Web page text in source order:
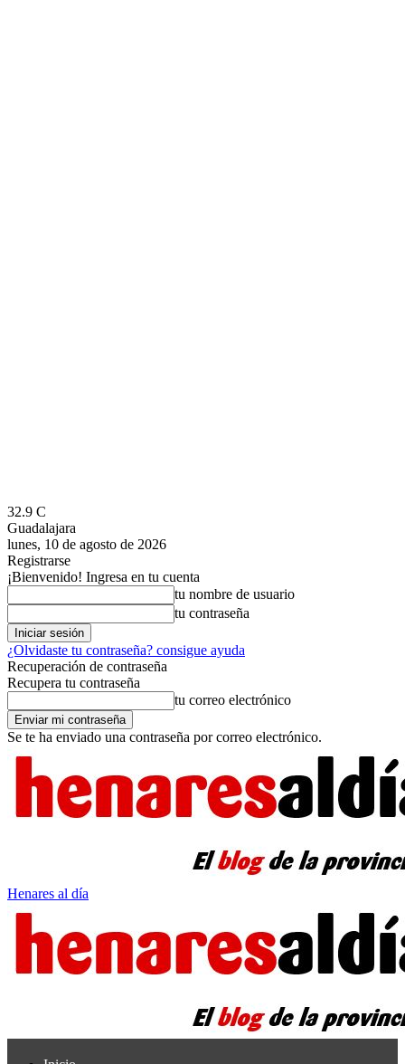
32.9 C
Guadalajara
lunes, 10 de agosto de 2026
Registrarse
¡Bienvenido! Ingresa en tu cuenta
tu nombre de usuario
tu contraseña
¿Olvidaste tu contraseña? consigue ayuda
Recuperación de contraseña
Recupera tu contraseña
tu correo electrónico
Se te ha enviado una contraseña por correo electrónico.
Henares al día